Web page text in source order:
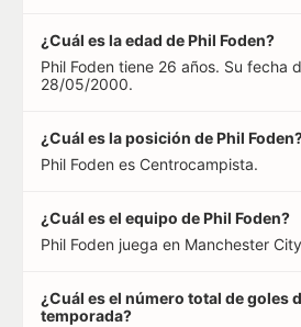
¿Cuál es la edad de Phil Foden?
Phil Foden tiene 26 años. Su fecha
28/05/2000.
¿Cuál es la posición de Phil
Phil Foden es Centrocampista.
¿Cuál es el equipo de Phil Foden?
Phil Foden juega en Manchester
¿Cuál es el número total de goles
temporada?